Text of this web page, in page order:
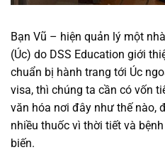
Bạn Vũ – hiện quản lý một
(Úc) do DSS Education giới
chuẩn bị hành trang tới Úc
visa, thì chúng ta cần có vốn
văn hóa nơi đây như thế nào,
nhiều thuốc vì thời tiết và
biến.